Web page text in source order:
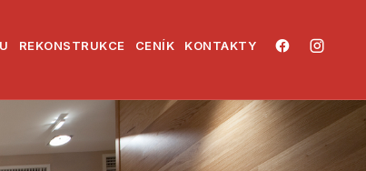
REKONSTRUKCE CENÍK KONTAKTY